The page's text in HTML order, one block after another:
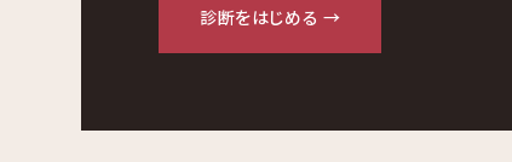
診断をはじめる →